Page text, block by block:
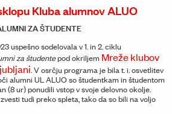
Kluba alumnov ALUO
ZA ŠTUDENTE
uspešno sodelovala v 1. in 2. ciklu
za študentepod okriljem Mreže klubov
. V osrčju programa je bila t. i. osvetlitev
alumni UL ALUO so študentkam in študentom
(8 ur) ponudili vstop v svoje delovno okolje.
tudi preko spleta, tako da so bili na voljo